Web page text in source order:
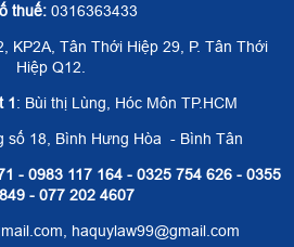
thuế:0316363433
KP2A, Tân Thới Hiệp 29, P. Tân Thới
Hiệp Q12.
1: Bùi thị Lùng, Hóc Môn TP.HCM
số 18, Bình Hưng Hòa - Bình Tân
- 0983 117 164 - 0325 754 626 - 0355
- 077 202 4607
haquylaw99@gmail.com